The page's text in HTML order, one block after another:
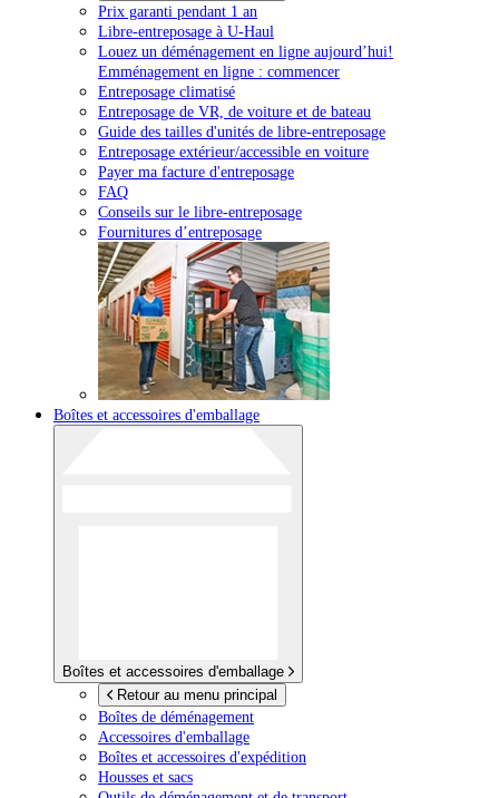
Prix garanti pendant 1 an
Libre-entreposage à U-Haul
Louez un déménagement en ligne aujourd’hui!
Emménagement en ligne : commencer
Entreposage climatisé
Entreposage de VR, de voiture et de bateau
Guide des tailles d'unités de libre-entreposage
Entreposage extérieur/accessible en voiture
Payer ma facture d'entreposage
FAQ
Conseils sur le libre-entreposage
Fournitures d’entreposage
Boîtes et accessoires d'emballage
Boîtes et accessoires d'emballage
Retour au menu principal
Boîtes de déménagement
Accessoires d'emballage
Boîtes et accessoires d'expédition
Housses et sacs